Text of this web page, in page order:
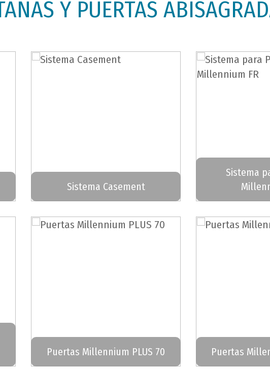
Y PUERTAS
Sistema Casement
Sistema
Puertas Millennium PLUS 70 Puertas